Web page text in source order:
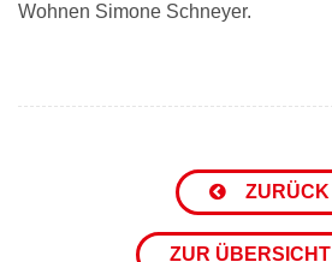
Wohnen Simone Schneyer.
ZURÜCK
ZUR ÜBERSICHT